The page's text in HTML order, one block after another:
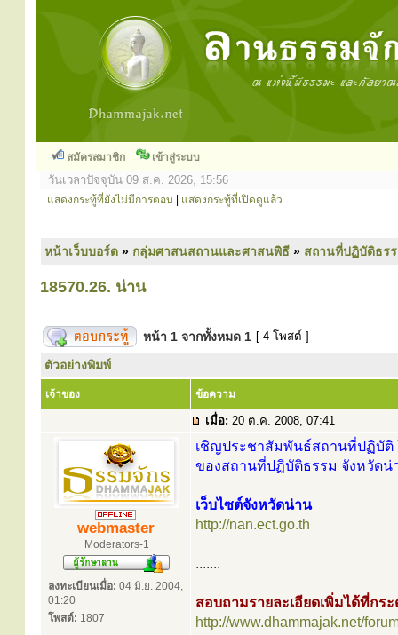
สมัครสมาชิก เข้าสู่ระบบ
วันเวลาปัจจุบัน 09 ส.ค. 2026, 15:56
แสดงกระทู้ที่ยังไม่มีการตอบ แสดงกระทู้ที่เปิดดูแล้ว
หน้าเว็บบอร์ด » กลุ่มศาสนสถานและศาสนพิธี » สถานที่ปฏิบัติธร
18570.26. น่าน
หน้า 1 จากทั้งหมด 1 [ 4 โพสต์ ]
ตัวอย่างพิมพ์
เจ้าของ ข้อความ
เมื่อ: 20 ต.ค. 2008, 07:41
webmaster
Moderators-1
ลงทะเบียนเมื่อ: 04 มิ.ย. 2004,
01:20
โพสต์: 1807
เชิญประชาสัมพันธ์สถานที่ปฏิบัติ
ของสถานที่ปฏิบัติธรรม จังหวัดน่
เว็บไซต์จังหวัดน่าน
http://nan.ect.go.th
.......
สอบถามรายละเอียดเพิ่มได้ที่กร
http://www.dhammajak.net/